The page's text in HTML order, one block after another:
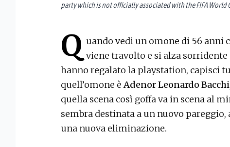
party which is not officially associated with the FIFA World
Q uando vedi un omone di 56 anni
viene travolto e si alza
hanno regalato la playstation, capisci
quell’omone èAdenor Leonardo Bacchi
quella scena così goffa va in scena al
sembra destinata a un nuovo pareggio,
una nuova eliminazione.